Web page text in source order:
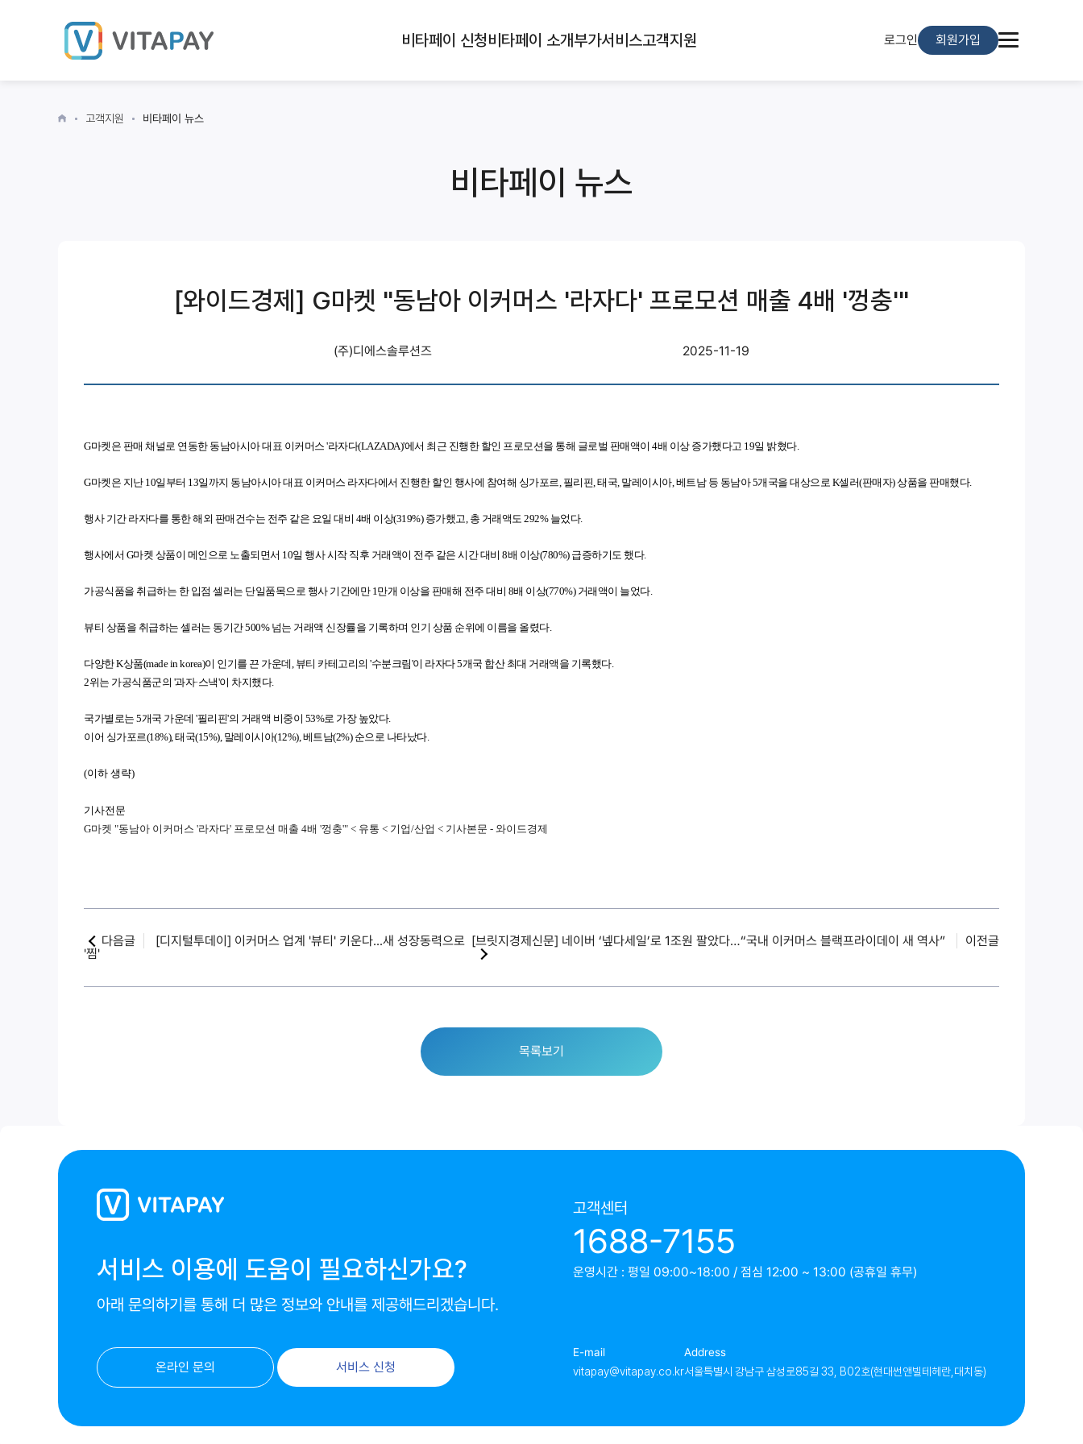
비타페이 신청비타페이 소개부가서비스고객지원 로그인 회원가입
고객지원 비타페이 뉴스
비타페이 뉴스
[와이드경제] G마켓 "동남아 이커머스 '라자다' 프로모션 매출 4배 '껑충'"
(주)디에스솔루션즈 2025-11-19
G마켓은 판매 채널로 연동한 동남아시아 대표 이커머스 '라자다(LAZADA)'에서 최근 진행한 할인 프로모션을 통해 글로벌 판매액이 4배 이상 증가했다고 19일 밝혔다.
G마켓은 지난 10일부터 13일까지 동남아시아 대표 이커머스 라자다에서 진행한 할인 행사에 참여해 싱가포르, 필리핀, 태국, 말레이시아, 베트남 등 동남아 5개국을 대상으로 K셀러(판매자) 상품을 판매했다.
행사 기간 라자다를 통한 해외 판매건수는 전주 같은 요일 대비 4배 이상(319%) 증가했고, 총 거래액도 292% 늘었다.
행사에서 G마켓 상품이 메인으로 노출되면서 10일 행사 시작 직후 거래액이 전주 같은 시간 대비 8배 이상(780%) 급증하기도 했다.
가공식품을 취급하는 한 입점 셀러는 단일품목으로 행사 기간에만 1만개 이상을 판매해 전주 대비 8배 이상(770%) 거래액이 늘었다.
뷰티 상품을 취급하는 셀러는 동기간 500% 넘는 거래액 신장률을 기록하며 인기 상품 순위에 이름을 올렸다.
다양한 K상품(made in korea)이 인기를 끈 가운데, 뷰티 카테고리의 '수분크림'이 라자다 5개국 합산 최대 거래액을 기록했다.
2위는 가공식품군의 '과자·스낵'이 차지했다.
국가별로는 5개국 가운데 '필리핀'의 거래액 비중이 53%로 가장 높았다.
이어 싱가포르(18%), 태국(15%), 말레이시아(12%), 베트남(2%) 순으로 나타났다.
(이하 생략)
기사전문
G마켓 "동남아 이커머스 '라자다' 프로모션 매출 4배 '껑충'" < 유통 < 기업/산업 < 기사본문 - 와이드경제
다음글
[디지털투데이] 이커머스 업계 '뷰티' 키운다...새 성장동력으로
'찜'
[브릿지경제신문] 네이버 ‘넾다세일’로 1조원 팔았다…“국내 이커머스 블랙프라이데이 새 역사” 이전글
목록보기
서비스 이용에 도움이 필요하신가요?
아래 문의하기를 통해 더 많은 정보와 안내를 제공해드리겠습니다.
온라인 문의 서비스 신청
고객센터
1688-7155
운영시간 : 평일 09:00~18:00 / 점심 12:00 ~ 13:00 (공휴일 휴무)
E-mail
vitapay@vitapay.co.kr
Address
서울특별시 강남구 삼성로85길 33, B02호(현대썬앤빌테헤란,대치동)